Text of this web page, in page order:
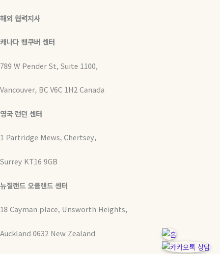
해외 협력지사
캐나다 밴쿠버 센터
789 W Pender St, Suite 1100,
Vancouver, BC V6C 1H2 Canada
영국 런던 센터
1 Partridge Mews, Chertsey,
Surrey KT16 9GB
뉴질랜드 오클랜드 센터
18 Cayman place, Unsworth Heights,
Auckland 0632 New Zealand